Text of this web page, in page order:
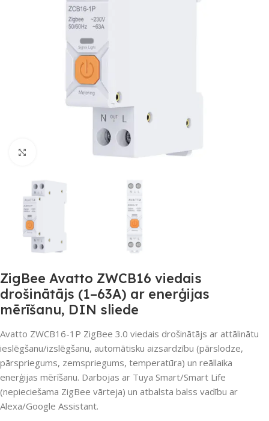
Noklikšķiniet, lai palielinātu
ZigBee Avatto ZWCB16 viedais
drošinātājs (1–63A) ar enerģijas
mērīšanu, DIN sliede
Avatto ZWCB16-1P ZigBee 3.0 viedais drošinātājs ar attālinātu
ieslēgšanu/izslēgšanu, automātisku aizsardzību (pārslodze,
pārspriegums, zemspriegums, temperatūra) un reāllaika
enerģijas mērīšanu. Darbojas ar Tuya Smart/Smart Life
(nepieciešama ZigBee vārteja) un atbalsta balss vadību ar
Alexa/Google Assistant.